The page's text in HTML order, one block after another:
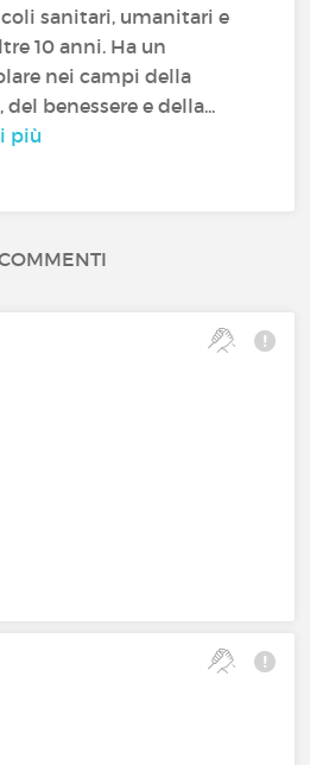
sanitari, umanitari e
10 anni. Ha un
nei campi della
benessere e della...
più